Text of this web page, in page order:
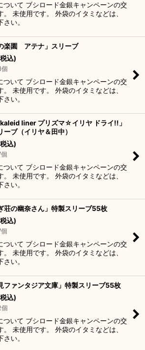
いて ブシロード金銀キャンペーンの交
。 未使用です。 外袋のイタミなどは、
さい。
楽園 アテナ」スリーブ
込)
いて ブシロード金銀キャンペーンの交
。 未使用です。 外袋のイタミなどは、
さい。
kaleid liner プリズマ☆イリヤ ドライ!!」
ーブ（イリヤ＆田中）
込)
いて ブシロード金銀キャンペーンの交
。 未使用です。 外袋のイタミなどは、
さい。
荘の幽奈さん」特製スリーブ55枚
込)
いて ブシロード金銀キャンペーンの交
。 未使用です。 外袋のイタミなどは、
さい。
ファンタジア文庫」特製スリーブ55枚
込)
いて ブシロード金銀キャンペーンの交
。 未使用です。 外袋のイタミなどは、
さい。